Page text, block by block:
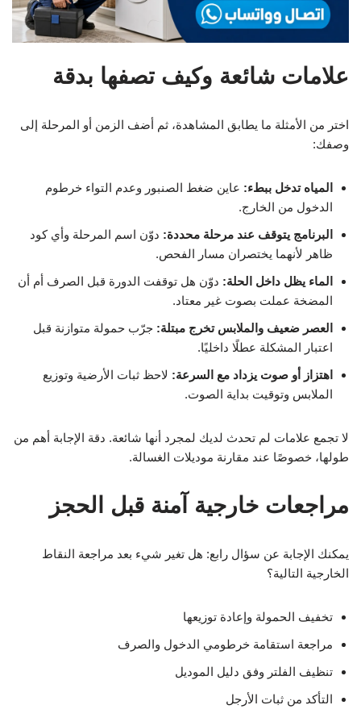
علامات شائعة وكيف تصفها بدقة
اختر من الأمثلة ما يطابق المشاهدة، ثم أضف الزمن أو المرحلة إلى
وصفك:
المياه تدخل ببطء: عاين ضغط الصنبور وعدم التواء خرطوم
الدخول من الخارج.
البرنامج يتوقف عند مرحلة محددة: دوّن اسم المرحلة وأي كود
ظاهر لأنهما يختصران مسار الفحص.
الماء يظل داخل الحلة: دوّن هل توقفت الدورة قبل الصرف أم أن
المضخة عملت بصوت غير معتاد.
العصر ضعيف والملابس تخرج مبتلة: جرّب حمولة متوازنة قبل
اعتبار المشكلة عطلًا داخليًا.
اهتزاز أو صوت يزداد مع السرعة: لاحظ ثبات الأرضية وتوزيع
الملابس وتوقيت بداية الصوت.
لا تجمع علامات لم تحدث لديك لمجرد أنها شائعة. دقة الإجابة أهم من
طولها، خصوصًا عند مقارنة موديلات الغسالة.
مراجعات خارجية آمنة قبل الحجز
يمكنك الإجابة عن سؤال رابع: هل تغير شيء بعد مراجعة النقاط
الخارجية التالية؟
تخفيف الحمولة وإعادة توزيعها
مراجعة استقامة خرطومي الدخول والصرف
تنظيف الفلتر وفق دليل الموديل
التأكد من ثبات الأرجل